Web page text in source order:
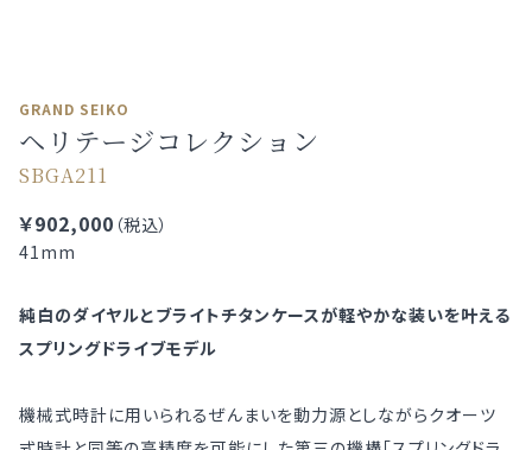
GRAND SEIKO
ヘリテージコレクション
SBGA211
￥902,000 （税込）
41mm
純白のダイヤルとブライトチタンケースが軽やかな装いを叶える
スプリングドライブモデル
機械式時計に用いられるぜんまいを動力源としながらクオーツ